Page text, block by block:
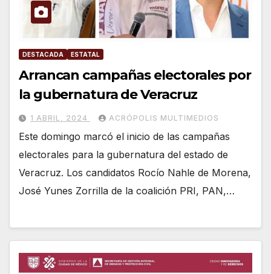
DESTACADA ESTATAL
Arrancan campañas electorales por
la gubernatura de Veracruz
1 ABRIL, 2024 ACRÓPOLIS MULTIMEDIOS
Este domingo marcó el inicio de las campañas
electorales para la gubernatura del estado de
Veracruz. Los candidatos Rocío Nahle de Morena,
José Yunes Zorrilla de la coalición PRI, PAN,…